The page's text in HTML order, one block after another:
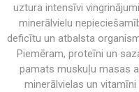
uztura intensīvi
minerālvielu
deficītu un atbalsta
Piemēram, proteīni un
pamats muskuļu masas
minerālvielas un vitamīni